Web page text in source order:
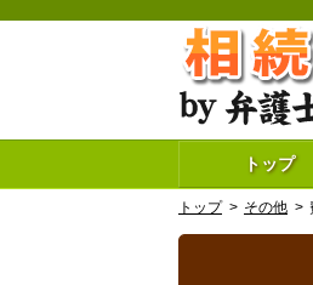
トップ
トップ その他